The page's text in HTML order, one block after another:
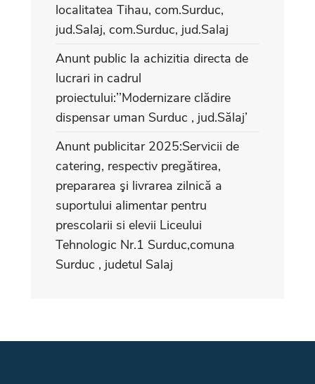
localitatea Tihau, com.Surduc,
jud.Salaj, com.Surduc, jud.Salaj
Anunt public la achizitia directa de
lucrari in cadrul
proiectului:’’Modernizare clădire
dispensar uman Surduc , jud.Sălaj’
Anunt publicitar 2025:Servicii de
catering, respectiv pregătirea,
prepararea şi livrarea zilnică a
suportului alimentar pentru
prescolarii si elevii Liceului
Tehnologic Nr.1 Surduc,comuna
Surduc , judetul Salaj